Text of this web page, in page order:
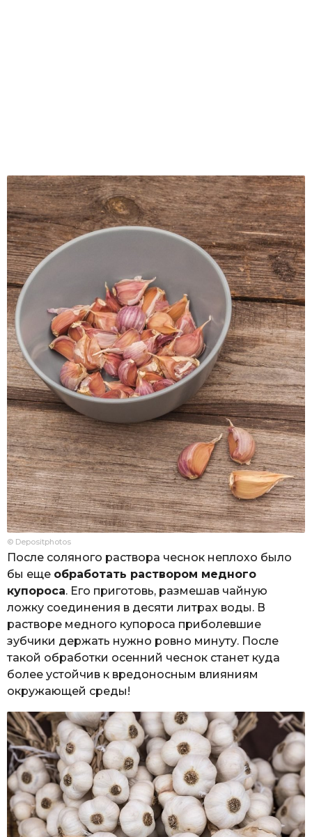
© Depositphotos
После соляного раствора чеснок неплохо было
бы еще обработать раствором медного
купороса. Его приготовь, размешав чайную
ложку соединения в десяти литрах воды. В
растворе медного купороса приболевшие
зубчики держать нужно ровно минуту. После
такой обработки осенний чеснок станет куда
более устойчив к вредоносным влияниям
окружающей среды!